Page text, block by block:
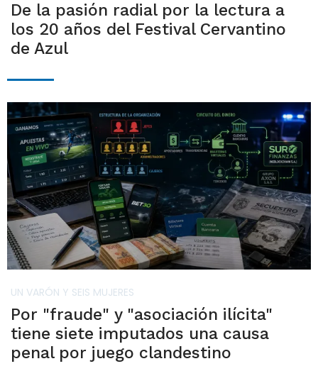
De la pasión radial por la lectura a
los 20 años del Festival Cervantino
de Azul
UN VARÓN Y SEIS MUJERES
Por "fraude" y "asociación ilícita"
tiene siete imputados una causa
penal por juego clandestino